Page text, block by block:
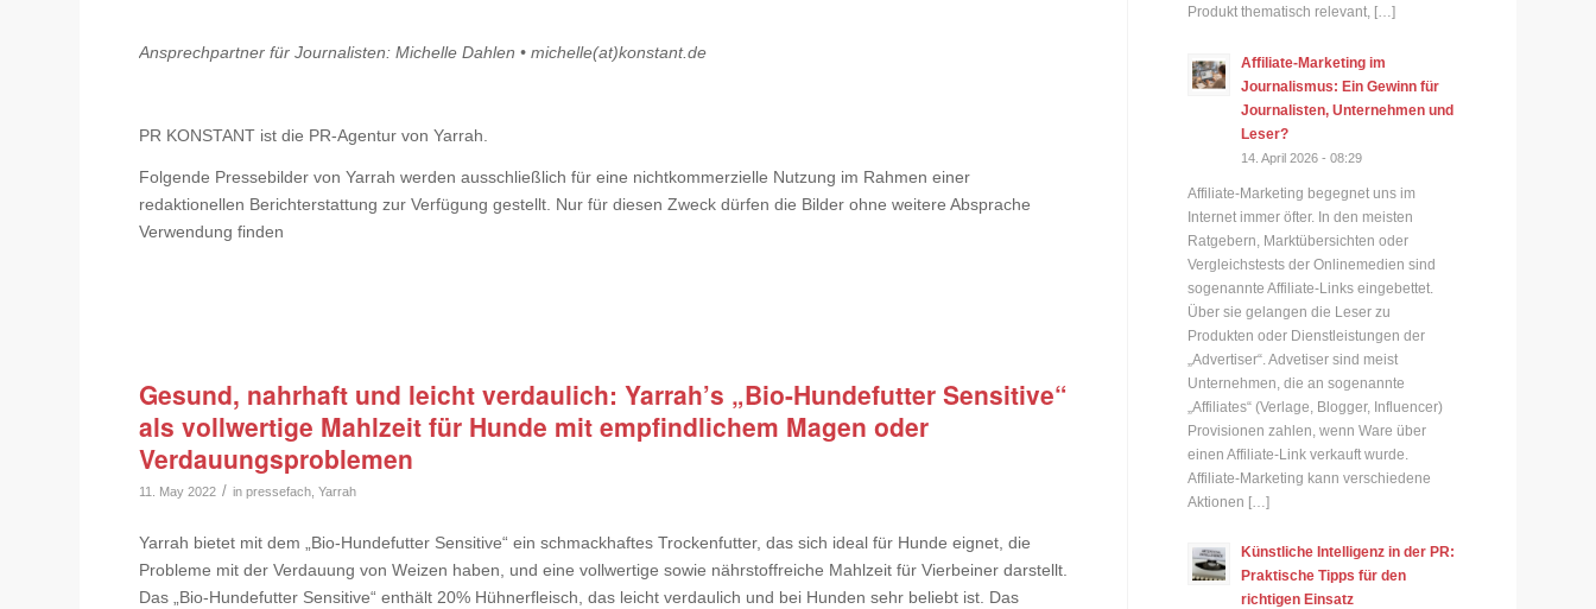
Ansprechpartner für Journalisten: Michelle Dahlen • michelle(at)konstant.de
PR KONSTANT ist die PR-Agentur von Yarrah.
Folgende Pressebilder von Yarrah werden ausschließlich für eine nichtkommerzielle Nutzung im Rahmen einer
redaktionellen Berichterstattung zur Verfügung gestellt. Nur für diesen Zweck dürfen die Bilder ohne weitere Absprache
Verwendung finden
Gesund, nahrhaft und leicht verdaulich: Yarrah’s „Bio-Hundefutter Sensitive“
als vollwertige Mahlzeit für Hunde mit empfindlichem Magen oder
Verdauungsproblemen
11. May 2022 / inpressefach ,Yarrah
Yarrah bietet mit dem „Bio-Hundefutter Sensitive“ ein schmackhaftes Trockenfutter, das sich ideal für Hunde eignet, die
Probleme mit der Verdauung von Weizen haben, und eine vollwertige sowie nährstoffreiche Mahlzeit für Vierbeiner darstellt.
Das „Bio-Hundefutter Sensitive“ enthält 20% Hühnerfleisch, das leicht verdaulich und bei Hunden sehr beliebt ist. Das
Produkt thematisch relevant, […]
Affiliate-Marketing im
Journalismus: Ein Gewinn für
Journalisten, Unternehmen und
Leser?
14. April 2026 - 08:29
Affiliate-Marketing begegnet uns im
Internet immer öfter. In den meisten
Ratgebern, Marktübersichten oder
Vergleichstests der Onlinemedien sind
sogenannte Affiliate-Links eingebettet.
Über sie gelangen die Leser zu
Produkten oder Dienstleistungen der
„Advertiser“. Advetiser sind meist
Unternehmen, die an sogenannte
„Affiliates“ (Verlage, Blogger, Influencer)
Provisionen zahlen, wenn Ware über
einen Affiliate-Link verkauft wurde.
Affiliate-Marketing kann verschiedene
Aktionen […]
Künstliche Intelligenz in der PR:
Praktische Tipps für den
richtigen Einsatz